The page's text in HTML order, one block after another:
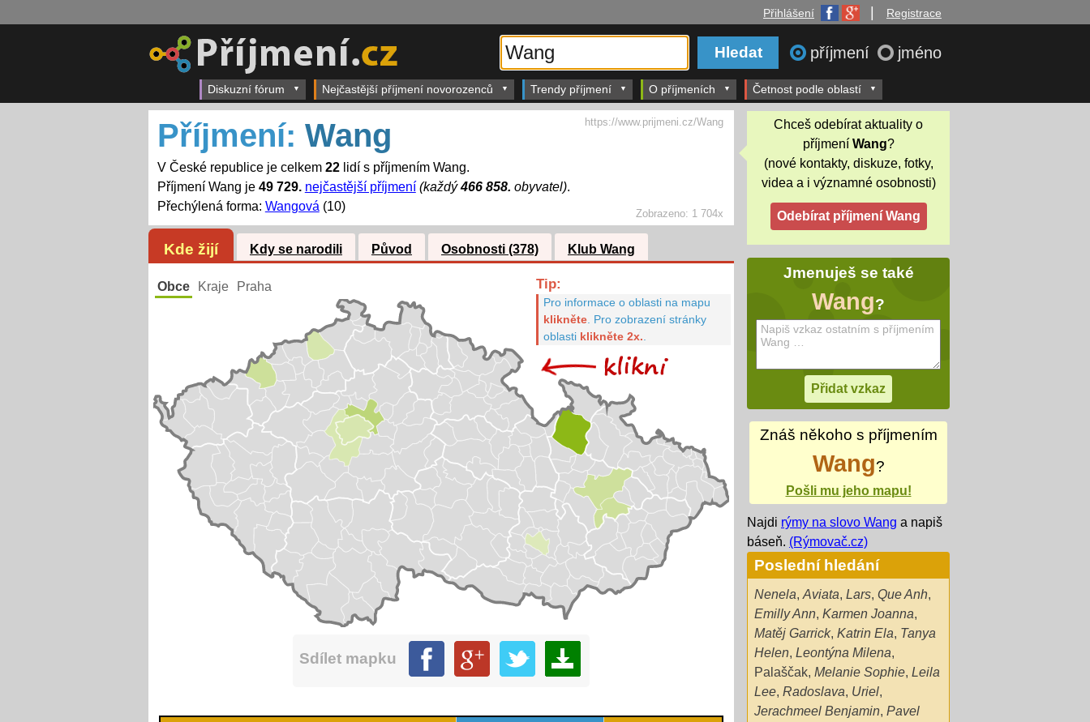
Přihlášení Registrace
příjmení jméno
Diskuzní fórum Nejčastější příjmení novorozenců Trendy příjmení O příjmeních Četnost podle oblastí
Zobrazeno: 1 704x
Příjmení: Wang
V České republice je celkem 22lidí s příjmením Wang.
Příjmení Wang je 49 729. nejčastější příjmení (každý466 858. obyvatel).
Přechýlená forma: Wangová (10)
https://www.prijmeni.cz/Wang
Kde žijí Kdy se narodili Původ Osobnosti (378) Klub Wang
Obce Kraje Praha Tip:
Pro informace o oblasti na mapu
klikněte. Pro zobrazení stránky
oblasti klikněte 2x.
Sdílet mapku
Chceš odebírat aktuality o
příjmení Wang?
(nové kontakty, diskuze, fotky,
videa a i významné osobnosti)
Jmenuješ se také
Wang?
Znáš někoho s příjmením
Wang?
Pošli mu jeho mapu!
Najdi rýmy na slovo Wang a napiš
báseň. (Rýmovač.cz)
Poslední hledání
Nenela, Aviata, Lars, Que Anh,
Emilly Ann, Karmen Joanna,
Matěj Garrick, Katrin Ela, Tanya
Helen, Leontýna Milena,
Palaščak, Melanie Sophie, Leila
Lee, Radoslava, Uriel,
Jerachmeel Benjamin, Pavel